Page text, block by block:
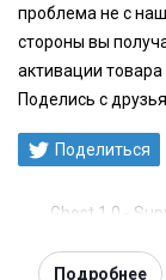
проблема не с
стороны вы
активации
Поделись с
Поделиться
Ghost 1.0 -
Подробнее